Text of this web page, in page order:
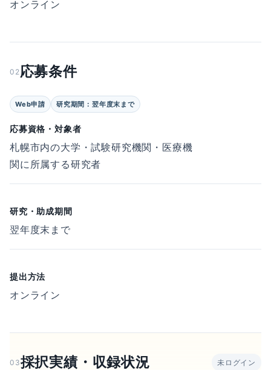
オンライン
02 応募条件
Web申請 研究期間：翌年度末まで
応募資格・対象者
札幌市内の大学・試験研究機関・医療機
関に所属する研究者
研究・助成期間
翌年度末まで
提出方法
オンライン
03採択実績・収録状況 未ログイン